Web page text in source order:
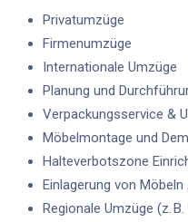
Privatumzüge
Firmenumzüge
Internationale Umzüge
Planung und
Verpackungsservice &
Möbelmontage und
Halteverbotszone
Einlagerung von
Regionale Umzüge (z.